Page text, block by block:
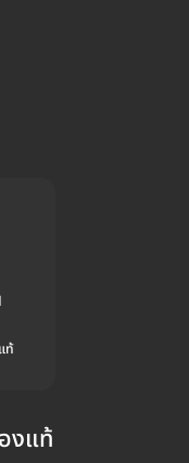
ท้
งแท้